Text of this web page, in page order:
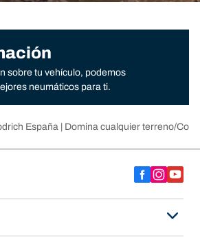
sobre tu vehículo, podemos
neumáticos para ti.
España | Domina cualquier terreno